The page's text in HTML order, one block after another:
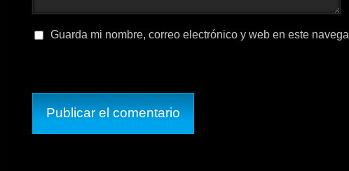
Guarda mi nombre, correo electrónico y web en este